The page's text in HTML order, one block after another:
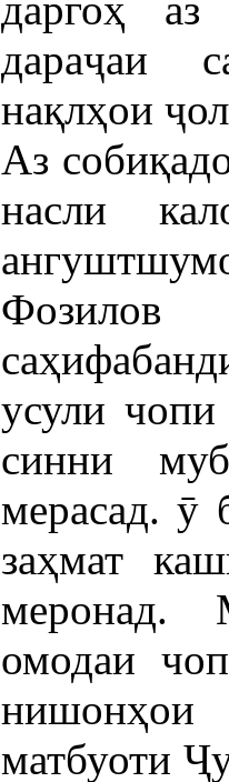
дараҷаи
нақлҳои
Аз
насли
усули
синни
мерасад. ӯ
заҳмат
меронад.
омодаи
матбуоти